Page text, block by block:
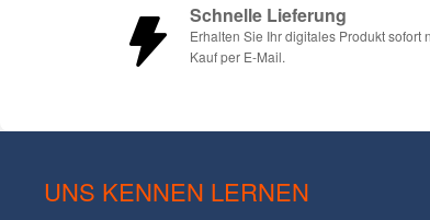
Schnelle Lieferung
Erhalten Sie Ihr digitales Produkt sofort
Kauf per E-Mail.
UNS KENNEN LERNEN